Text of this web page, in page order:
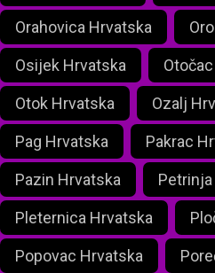
Orahovica Hrvatska
Osijek Hrvatska
Otok Hrvatska Ozalj
Pag Hrvatska Pakrac
Pazin Hrvatska
Pleternica Hrvatska
Popovac Hrvatska